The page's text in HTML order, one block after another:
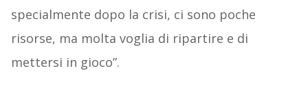
specialmente dopo la crisi, ci sono poche
risorse, ma molta voglia di ripartire e di
mettersi in gioco”.